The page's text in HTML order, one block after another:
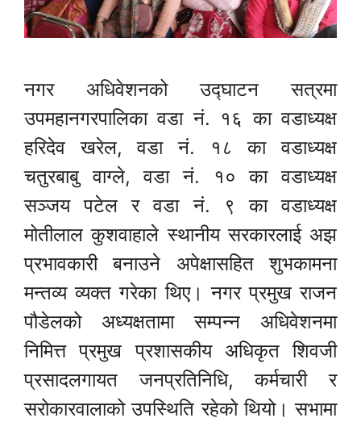
नगर अधिवेशनको उद्घाटन सत्रमा
उपमहानगरपालिका वडा नं. १६ का वडाध्यक्ष
हरिदेव खरेल, वडा नं. १८ का वडाध्यक्ष
चतुरबाबु वाग्ले, वडा नं. १० का वडाध्यक्ष
सञ्जय पटेल र वडा नं. ९ का वडाध्यक्ष
मोतीलाल कुशवाहाले स्थानीय सरकारलाई अझ
प्रभावकारी बनाउने अपेक्षासहित शुभकामना
मन्तव्य व्यक्त गरेका थिए। नगर प्रमुख राजन
पौडेलको अध्यक्षतामा सम्पन्न अधिवेशनमा
निमित्त प्रमुख प्रशासकीय अधिकृत शिवजी
प्रसादलगायत जनप्रतिनिधि, कर्मचारी र
सरोकारवालाको उपस्थिति रहेको थियो। सभामा